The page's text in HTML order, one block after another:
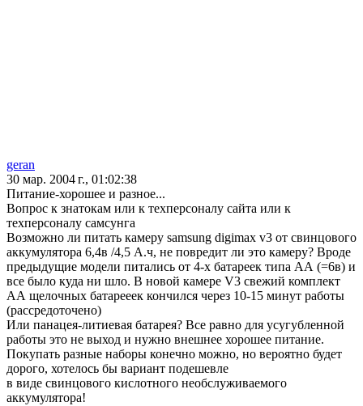
geran
30 мар. 2004 г., 01:02:38
Питание-хорошее и разное...
Вопрос к знатокам или к техперсоналу сайта или к
техперсоналу самсунга
Возможно ли питать камеру samsung digimax v3 от свинцового
аккумулятора 6,4в /4,5 А.ч, не повредит ли это камеру? Вроде
предыдущие модели питались от 4-х батареек типа АА (=6в) и
все было куда ни шло. В новой камере V3 свежий комплект
АА щелочных батарееек кончился через 10-15 минут работы
(рассредоточено)
Или панацея-литиевая батарея? Все равно для усугубленной
работы это не выход и нужно внешнее хорошее питание.
Покупать разные наборы конечно можно, но вероятно будет
дорого, хотелось бы вариант подешевле
в виде свинцового кислотного необслуживаемого
аккумулятора!